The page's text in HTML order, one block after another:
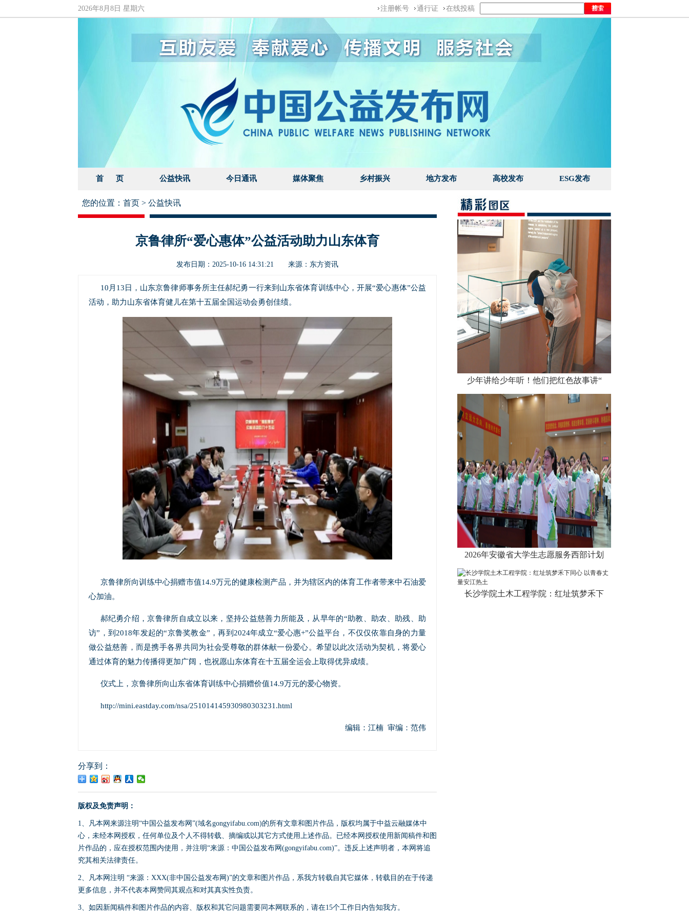
2026年8月8日 星期六 注册帐号 通行证 在线投稿
首 页 公益快讯 今日通讯 媒体聚焦 乡村振兴 地方发布 高校发布 ESG发布
您的位置： 首页 > 公益快讯
京鲁律所“爱心惠体”公益活动助力山东体育
发布日期：2025-10-16 14:31:21 来源： 东方资讯
10月13日，山东京鲁律师事务所主任郝纪勇一行来到山东省体育训练中心，开展“爱心惠体”公益
活动，助力山东省体育健儿在第十五届全国运动会勇创佳绩。
京鲁律所向训练中心捐赠市值14.9万元的健康检测产品，并为辖区内的体育工作者带来中石油爱
心加油。
郝纪勇介绍，京鲁律所自成立以来，坚持公益慈善力所能及，从早年的“助教、助农、助残、助
访”，到2018年发起的“京鲁奖教金”，再到2024年成立“爱心惠+”公益平台，不仅仅依靠自身的力量
做公益慈善，而是携手各界共同为社会受尊敬的群体献一份爱心。希望以此次活动为契机，将爱心
通过体育的魅力传播得更加广阔，也祝愿山东体育在十五届全运会上取得优异成绩。
仪式上，京鲁律所向山东省体育训练中心捐赠价值14.9万元的爱心物资。
http://mini.eastday.com/nsa/251014145930980303231.html
编辑：江楠 审编：范伟
分享到：
版权及免责声明：
1、凡本网来源注明“中国公益发布网”(域名gongyifabu.com)的所有文章和图片作品，版权均属于中益云融媒体中
心，未经本网授权，任何单位及个人不得转载、摘编或以其它方式使用上述作品。已经本网授权使用新闻稿件和图
片作品的，应在授权范围内使用，并注明“来源：中国公益发布网(gongyifabu.com)”。违反上述声明者，本网将追
究其相关法律责任。
2、凡本网注明 “来源：XXX(非中国公益发布网)”的文章和图片作品，系我方转载自其它媒体，转载目的在于传递
更多信息，并不代表本网赞同其观点和对其真实性负责。
3、如因新闻稿件和图片作品的内容、版权和其它问题需要同本网联系的，请在15个工作日内告知我方。
少年讲给少年听！他们把红色故事讲“
2026年安徽省大学生志愿服务西部计划
长沙学院土木工程学院：红址筑梦禾下